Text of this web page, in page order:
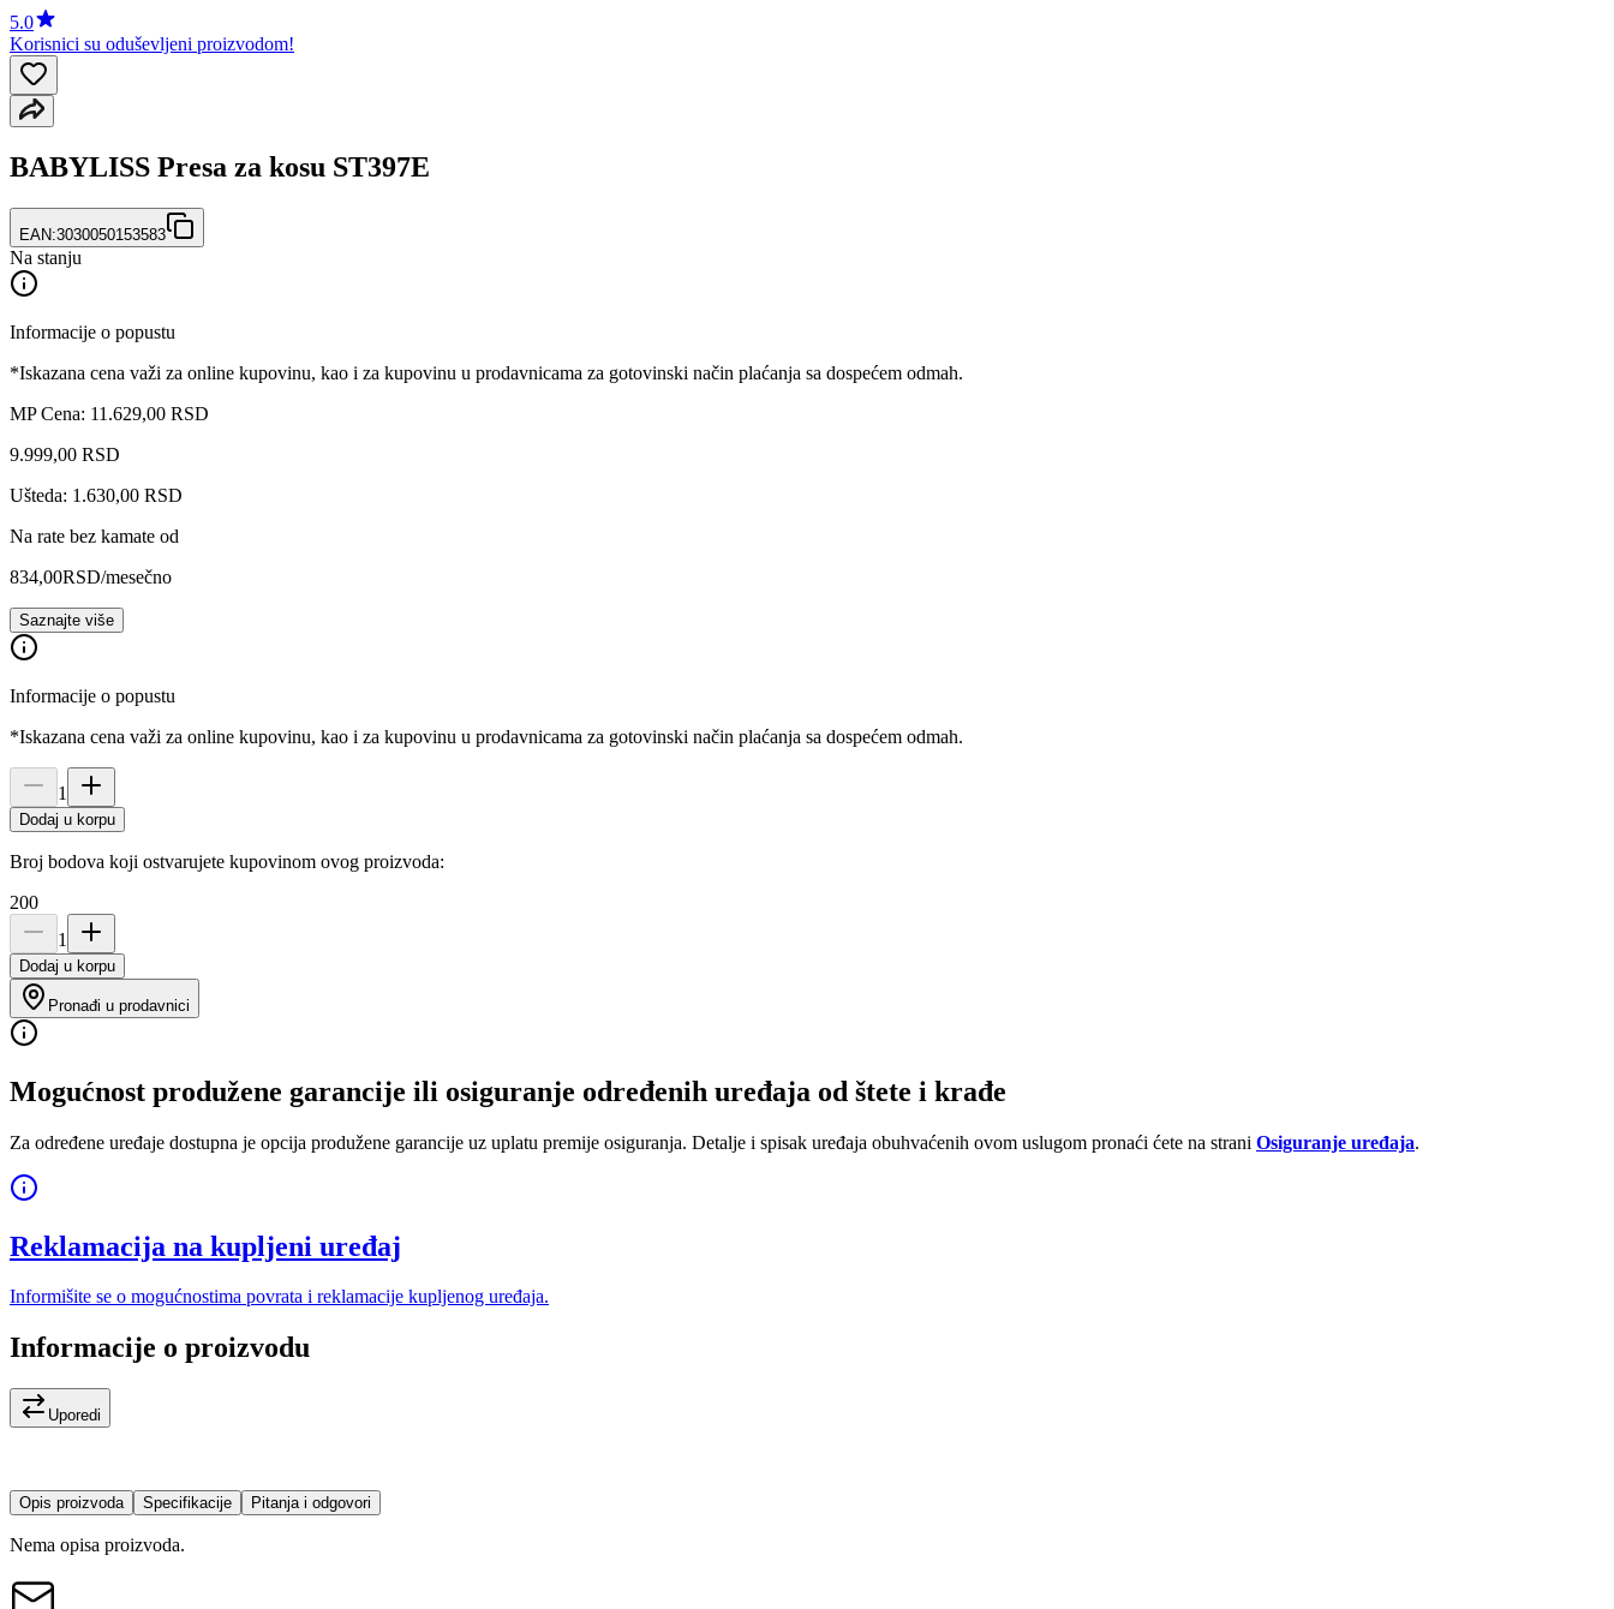
5.0
Korisnici su oduševljeni proizvodom!
BABYLISS Presa za kosu ST397E
EAN:3030050153583
Na stanju
Informacije o popustu
*Iskazana cena važi za online kupovinu, kao i za kupovinu u prodavnicama za gotovinski način plaćanja sa dospećem odmah.
MP Cena: 11.629,00 RSD
9.999,00 RSD
Ušteda: 1.630,00 RSD
Na rate bez kamate od
834,00RSD/mesečno
Saznajte više
Informacije o popustu
*Iskazana cena važi za online kupovinu, kao i za kupovinu u prodavnicama za gotovinski način plaćanja sa dospećem odmah.
1
Dodaj u korpu
Broj bodova koji ostvarujete kupovinom ovog proizvoda:
200
1
Dodaj u korpu
Pronađi u prodavnici
Mogućnost produžene garancije ili osiguranje određenih uređaja od štete i krađe
Za određene uređaje dostupna je opcija produžene garancije uz uplatu premije osiguranja. Detalje i spisak uređaja obuhvaćenih ovom uslugom pronaći ćete na strani Osiguranje uređaja.
Reklamacija na kupljeni uređaj
Informišite se o mogućnostima povrata i reklamacije kupljenog uređaja.
Informacije o proizvodu
Uporedi
Opis proizvoda Specifikacije Pitanja i odgovori
Nema opisa proizvoda.